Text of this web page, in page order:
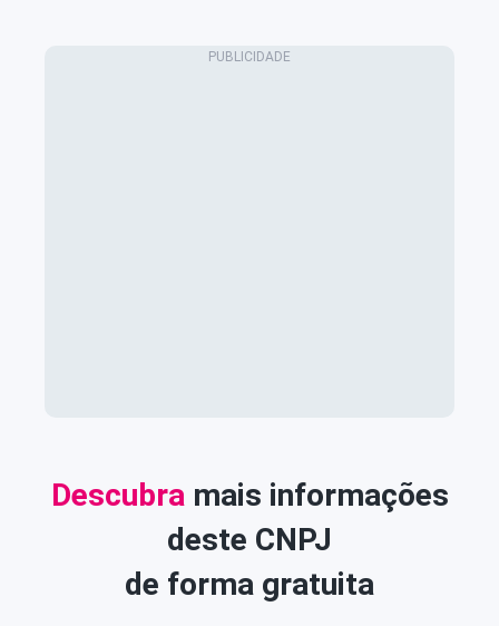
Descubra mais informações
deste CNPJ
de forma gratuita